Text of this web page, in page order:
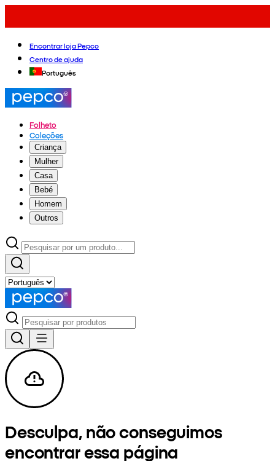
Encontrar loja Pepco
Centro de ajuda
Português
Folheto
Coleções
Criança
Mulher
Casa
Bebé
Homem
Outros
Desculpa, não conseguimos
encontrar essa página